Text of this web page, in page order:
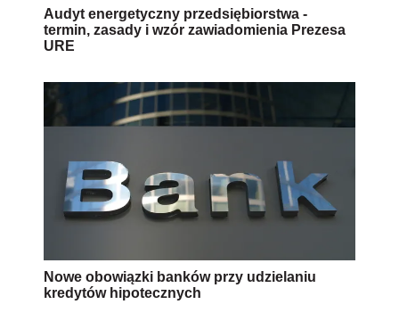
Audyt energetyczny przedsiębiorstwa -
termin, zasady i wzór zawiadomienia Prezesa
URE
Nowe obowiązki banków przy udzielaniu
kredytów hipotecznych